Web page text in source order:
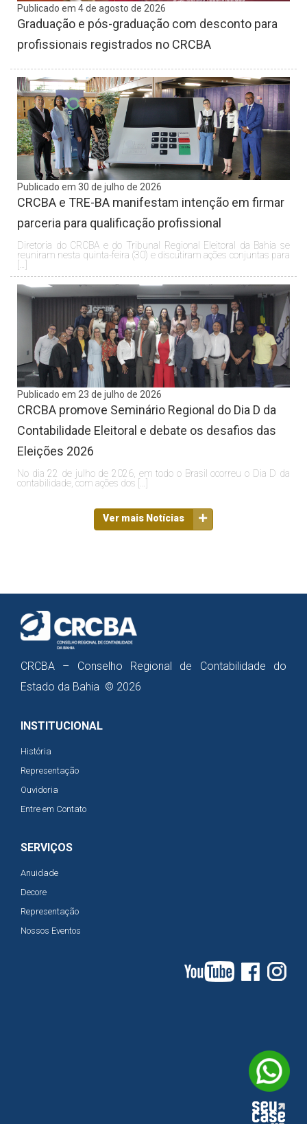
Publicado em 4 de agosto de 2026
Graduação e pós-graduação com desconto para
profissionais registrados no CRCBA
Publicado em 30 de julho de 2026
CRCBA e TRE-BA manifestam intenção em firmar
parceria para qualificação profissional
Diretoria do CRCBA e do Tribunal Regional Eleitoral da Bahia se
reuniram nesta quinta-feira (30) e discutiram ações conjuntas para
Publicado em 23 de julho de 2026
CRCBA promove Seminário Regional do Dia D da
Contabilidade Eleitoral e debate os desafios das
Eleições 2026
No dia 22 de julho de 2026, em todo o Brasil ocorreu o Dia D da
contabilidade, com ações dos […]
Ver mais Notícias
CRCBA – Conselho Regional de Contabilidade do
Estado da Bahia © 2026
INSTITUCIONAL
História
Representação
Ouvidoria
Entre em Contato
SERVIÇOS
Anuidade
Decore
Representação
Nossos Eventos